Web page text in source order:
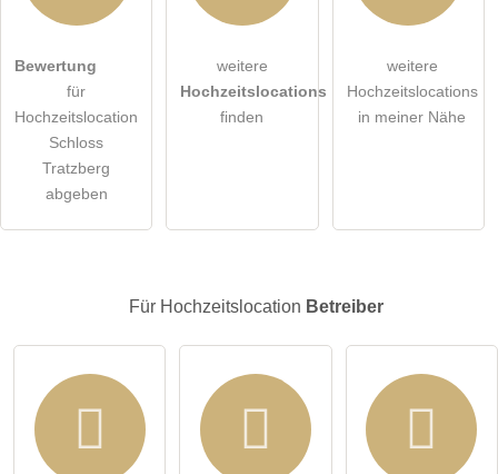
Die Datenschutzerklärung habe ich zur Kenntnis genommen.
öffentliche Frage stellen
Hinweis:Bitte beachten Sie, öffentliche Fragen sind
Besucher sichtbar
.
Bewertung
für
Hochzeitslocation
Schloss
Tratzberg
abgeben
weitere
Hochzeitslocations
finden
weitere
Hochzeitslocations
in meiner Nähe
Für Hochzeitslocation Betreiber